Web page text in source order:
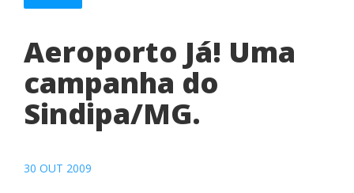
Aeroporto Já! Uma
campanha do
Sindipa/MG.
30 OUT 2009